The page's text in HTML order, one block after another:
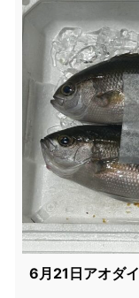
6月21日アオダイ